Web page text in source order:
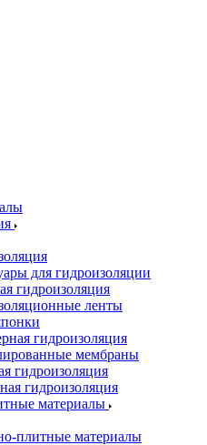
для гидроизоляции
гидроизоляция
ленты
гидроизоляция
мембраны
гидроизоляция
гидроизоляция
материалы
плитные материалы